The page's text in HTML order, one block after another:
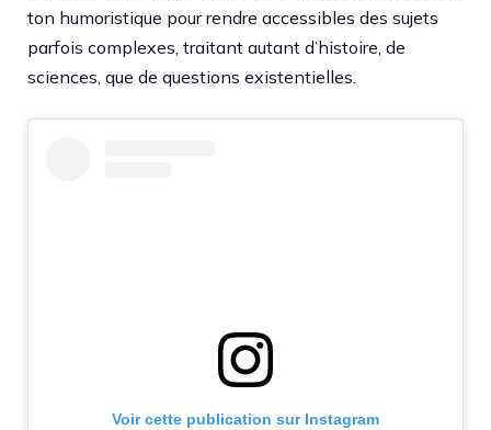
ton humoristique pour rendre accessibles des sujets
parfois complexes, traitant autant d’histoire, de
sciences, que de questions existentielles.
Voir cette publication sur Instagram